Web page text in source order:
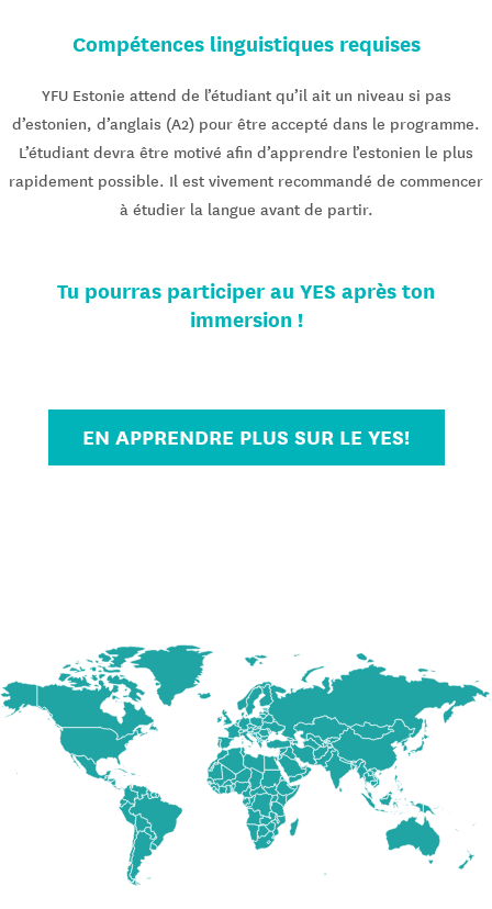
Compétences linguistiques requises
YFU Estonie attend de l’étudiant qu’il ait un niveau si pas
d’estonien, d’anglais (A2) pour être accepté dans le programme.
L’étudiant devra être motivé afin d’apprendre l’estonien le plus
rapidement possible. Il est vivement recommandé de commencer
à étudier la langue avant de partir.
Tu pourras participer au YES après ton
immersion !
EN APPRENDRE PLUS SUR LE YES!